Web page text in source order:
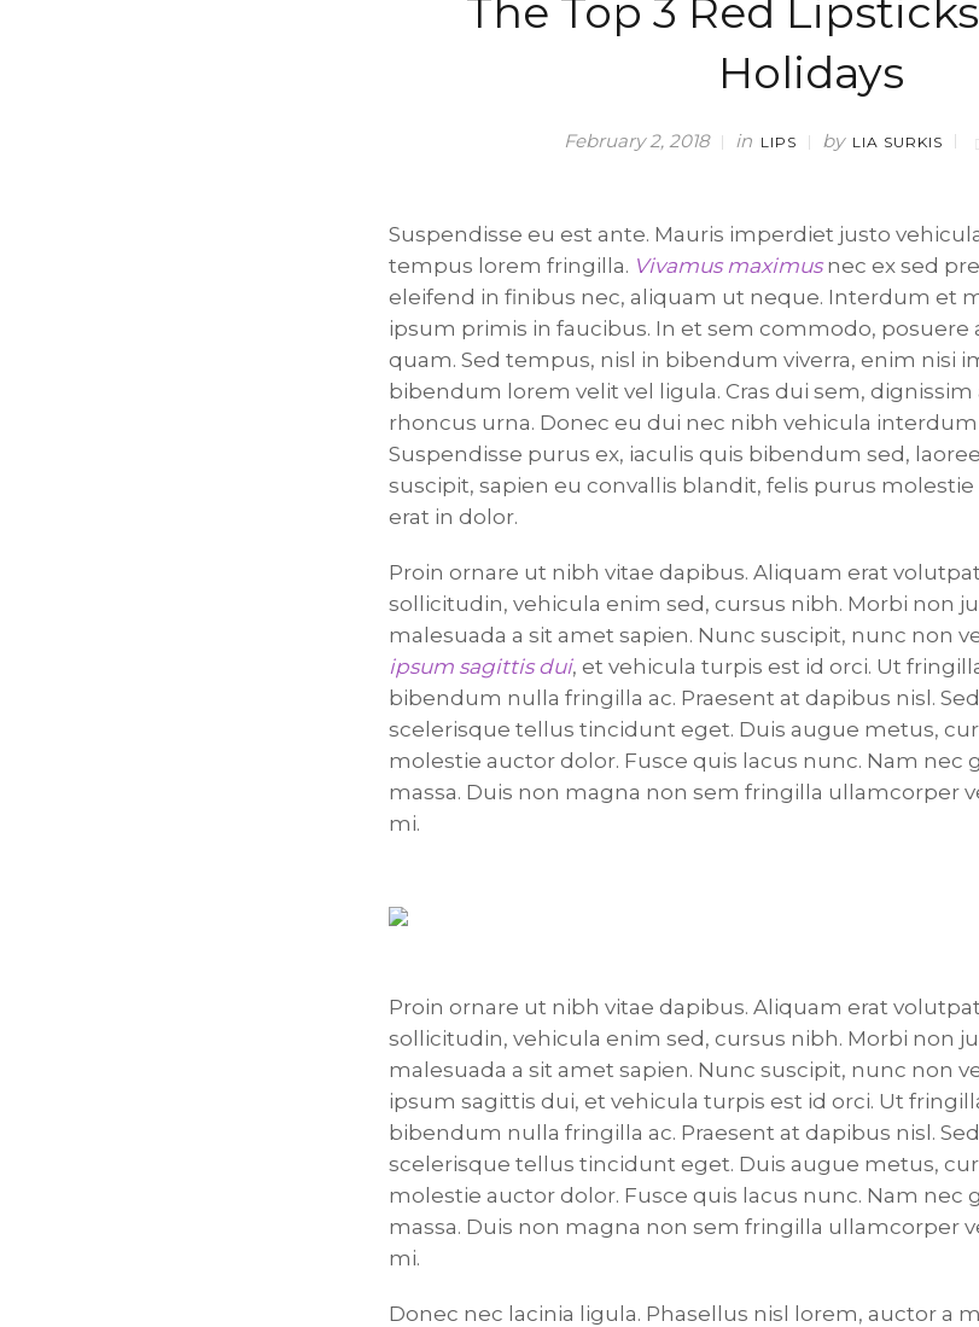
The Top 3 Red
Holidays
February 2, 2018 in LIPS by LIA SURKIS
Suspendisse eu est ante. Mauris imperdiet justo
tempus lorem fringilla. Vivamus maximusnec ex sed
eleifend in finibus nec, aliquam ut neque. Interdum et
ipsum primis in faucibus. In et sem commodo,
quam. Sed tempus, nisl in bibendum viverra, enim nisi
bibendum lorem velit vel ligula. Cras dui sem, dignissim
rhoncus urna. Donec eu dui nec nibh vehicula interdum
Suspendisse purus ex, iaculis quis bibendum sed,
suscipit, sapien eu convallis blandit, felis purus
erat in dolor.
Proin ornare ut nibh vitae dapibus. Aliquam erat
sollicitudin, vehicula enim sed, cursus nibh. Morbi non
malesuada a sit amet sapien. Nunc suscipit, nunc non
ipsum sagittis dui, et vehicula turpis est id orci. Ut
bibendum nulla fringilla ac. Praesent at dapibus nisl.
scelerisque tellus tincidunt eget. Duis augue metus,
molestie auctor dolor. Fusce quis lacus nunc. Nam nec
massa. Duis non magna non sem fringilla ullamcorper
mi.
Proin ornare ut nibh vitae dapibus. Aliquam erat
sollicitudin, vehicula enim sed, cursus nibh. Morbi non
malesuada a sit amet sapien. Nunc suscipit, nunc non
ipsum sagittis dui, et vehicula turpis est id orci. Ut
bibendum nulla fringilla ac. Praesent at dapibus nisl.
scelerisque tellus tincidunt eget. Duis augue metus,
molestie auctor dolor. Fusce quis lacus nunc. Nam nec
massa. Duis non magna non sem fringilla ullamcorper
mi.
Donec nec lacinia ligula. Phasellus nisl lorem, auctor a